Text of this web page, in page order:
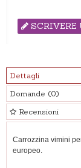
Dettagli
Domande (0)
Recensioni
Carrozzina vimini
europeo.